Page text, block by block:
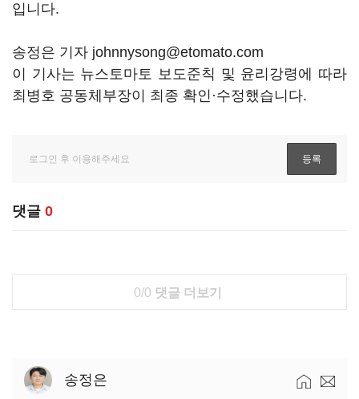
입니다.
송정은 기자 johnnysong@etomato.com
이 기사는 뉴스토마토 보도준칙 및 윤리강령에 따라
최병호 공동체부장이 최종 확인·수정했습니다.
댓글 0
0/0 댓글 더보기
송정은